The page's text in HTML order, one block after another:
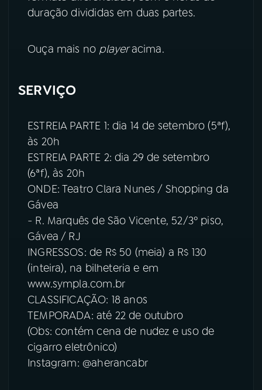
Instagram X
TikTok
duração divididas em duas partes.
Ouça mais no playeracima.
SERVIÇO
ESTREIA PARTE 1: dia 14 de setembro (5ªf),
às 20h
ESTREIA PARTE 2: dia 29 de setembro
(6ªf), às 20h
ONDE: Teatro Clara Nunes / Shopping da
Gávea
- R. Marquês de São Vicente, 52/3º piso,
Gávea / RJ
INGRESSOS: de R$ 50 (meia) a R$ 130
(inteira), na bilheteria e em
www.sympla.com.br
CLASSIFICAÇÃO: 18 anos
TEMPORADA: até 22 de outubro
(Obs: contém cena de nudez e uso de
cigarro eletrônico)
Instagram: @aherancabr